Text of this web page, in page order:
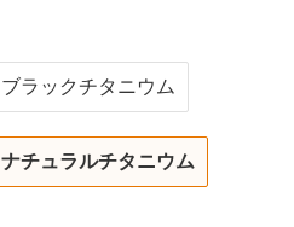
ブラックチタニウム
ナチュラルチタニウム